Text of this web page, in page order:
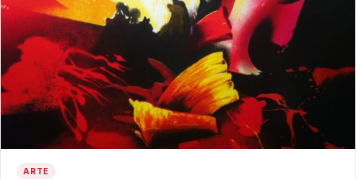
ARTE